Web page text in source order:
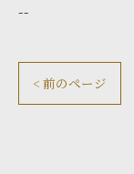
--
< 前のページ